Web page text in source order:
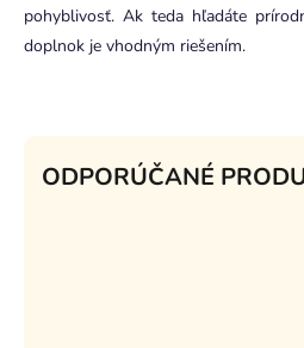
pohyblivosť. Ak teda hľadáte
doplnok je vhodným riešením.
ODPORÚČANÉ